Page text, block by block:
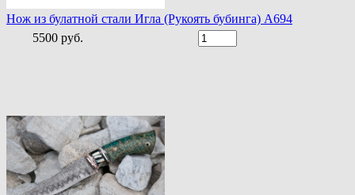
Нож из булатной стали Игла (Рукоять бубинга) A694
5500 руб.